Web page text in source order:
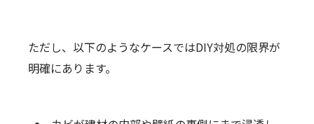
ただし、以下のようなケースではDIY対処の限界が
明確にあります。